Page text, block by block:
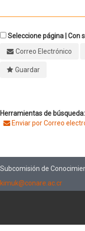
Seleccione página | Con
Correo Electrónico
Guardar
Herramientas de búsqueda:
Enviar por Correo
Subcomisión de
kimuk@conare.ac.cr